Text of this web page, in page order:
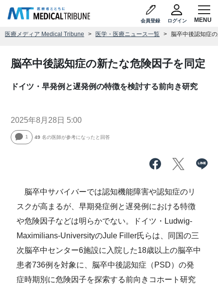
会員登録 ログイン
医療メディア Medical Tribune 医学・医療ニュース一覧 脳卒中後認知症
脳卒中後認知症の新たな危険因子を同定
ドイツ・早発例と遅発例の特徴を検討する前向き研究
2025年8月28日 5:00
1 49 名の医師が参考になったと回答
脳卒中サバイバーでは認知機能障害や認知症のリ
スクが高まるが、早期発症例と遅発例における特徴
や危険因子などは明らかでない。ドイツ・Ludwig-
Maximilians-UniversityのJule Filler氏らは、同国の三
次脳卒中センター6施設に入院した18歳以上の脳卒中
患者736例を対象に、脳卒中後認知症（PSD）の発
症時期別に危険因子を探索する前向きコホート研究